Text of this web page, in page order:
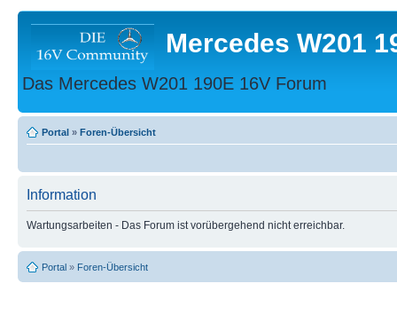
Mercedes W201
Das Mercedes W201 190E 16V Forum
Portal » Foren-Übersicht
Information
Wartungsarbeiten - Das Forum ist vorübergehend nicht erreichbar.
Portal » Foren-Übersicht